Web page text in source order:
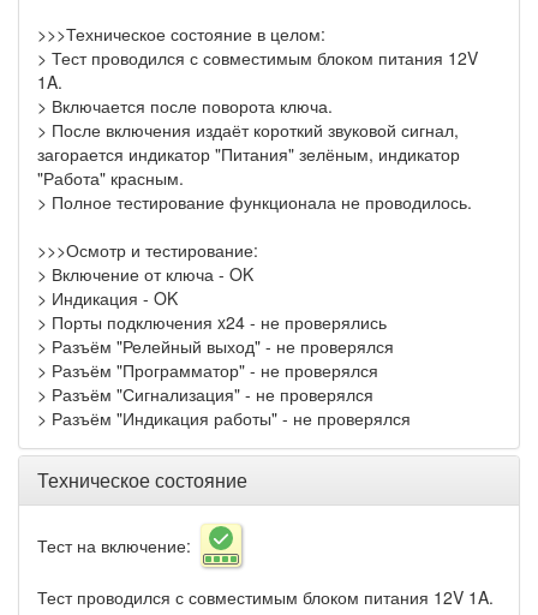
>>>Техническое состояние в целом:
> Тест проводился с совместимым блоком питания 12V
1A.
> Включается после поворота ключа.
> После включения издаёт короткий звуковой сигнал,
загорается индикатор "Питания" зелёным, индикатор
"Работа" красным.
> Полное тестирование функционала не проводилось.
>>>Осмотр и тестирование:
> Включение от ключа - OK
> Индикация - OK
> Порты подключения x24 - не проверялись
> Разъём "Релейный выход" - не проверялся
> Разъём "Программатор" - не проверялся
> Разъём "Сигнализация" - не проверялся
> Разъём "Индикация работы" - не проверялся
Техническое состояние
Тест на включение:
Тест проводился с совместимым блоком питания 12V 1A.